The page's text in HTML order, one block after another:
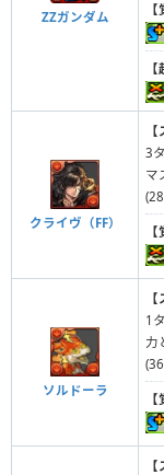
ZZガンダム
クライヴ（FF）
3
マ
ソルドーラ
1
力